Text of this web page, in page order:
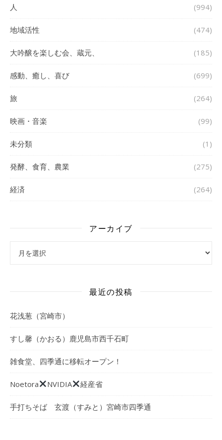
人 (994)
地域活性 (474)
大吟醸を楽しむ会、蔵元、 (185)
感動、癒し、喜び (699)
旅 (264)
映画・音楽 (99)
未分類 (1)
発酵、食育、農業 (275)
経済 (264)
アーカイブ
最近の投稿
花浅葱（宮崎市）
すし馨（かおる）鹿児島市西千石町
雑食堂、四季通に移転オープン！
Noetora NVIDIA 経産省
手打ちそば 玄渡（すみと）宮崎市四季通